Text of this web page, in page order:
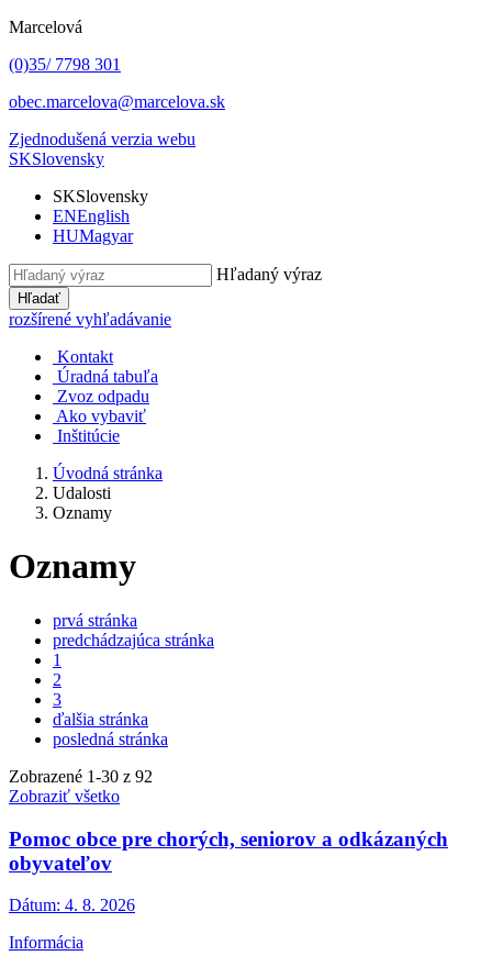
Marcelová
(0)35/ 7798 301
obec.marcelova@marcelova.sk
Zjednodušená verzia webu
SKSlovensky
SKSlovensky
ENEnglish
HUMagyar
Hľadaný výraz
Hľadať
rozšírené vyhľadávanie
Kontakt
Úradná tabuľa
Zvoz odpadu
Ako vybaviť
Inštitúcie
Úvodná stránka
Udalosti
Oznamy
Oznamy
prvá stránka
predchádzajúca stránka
1
2
3
ďalšia stránka
posledná stránka
Zobrazené 1-30 z 92
Zobraziť všetko
Pomoc obce pre chorých, seniorov a odkázaných
obyvateľov
Dátum: 4. 8. 2026
Informácia